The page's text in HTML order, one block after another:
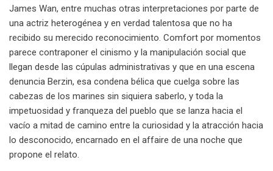
James Wan, entre muchas otras interpretaciones por parte de
una actriz heterogénea y en verdad talentosa que no ha
recibido su merecido reconocimiento. Comfort por momentos
parece contraponer el cinismo y la manipulación social que
llegan desde las cúpulas administrativas y que en una escena
denuncia Berzin, esa condena bélica que cuelga sobre las
cabezas de los marines sin siquiera saberlo, y toda la
impetuosidad y franqueza del pueblo que se lanza hacia el
vacío a mitad de camino entre la curiosidad y la atracción hacia
lo desconocido, encarnado en el affaire de una noche que
propone el relato.